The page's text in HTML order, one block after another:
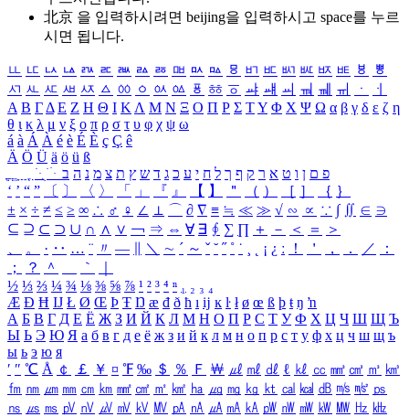
北京 을 입력하시려면 beijing을 입력하시고 space를 누르
시면 됩니다.
ㅥ ㅦ ㅧ ㅨ ㅩ ㅪ ㅫ ㅬ ㅭ ㅮ ㅯ ㅰ ㅱ ㅲ ㅳ ㅴ ㅵ ㅶ ㅷ ㅸ
ㅹ
ㅺ ㅻ ㅼ ㅽ ㅾ ㅿ ㆀ ㆁ ㆂ ㆃ ㆄ ㆅ ㆆ ㆇ ㆈ ㆉ ㆊ ㆋ ㆌ ㆍ
ㆎ
Α Β ΓΔ Ε Ζ Η Θ Ι ΚΛ Μ Ν Ξ Ο Π Ρ Σ ΤΥ Φ Χ Ψ Ω α β γ δ ε ζ η
θ ι κ λ μ ν ξ ο π ρ σ τ υ φ χ ψ ω
á à Á À é è É È ç Ç ê
Ä Ö Ü ä ö ü ß
ִֶֹ ֻּ ׁׂ פ ם ן ו ט א ר ק ף ך ל ח י ע כ ג ד ש ץ ת צ מ נ ה ב
‘ ’ “ ” 〔 〕 〈 〉 「 」 『 』 【 】 ＂ （ ） ［ ］ ｛ ｝
± × ÷ ≠ ≤ ≥ ∞ ∴ ♂ ♀ ∠ ⊥ ⌒ ∂ ∇ ≡ ≒ ≪ ≫ √ ∽ ∝ ∵ ∫ ∬ ∈ ∋
⊆ ⊇ ⊂ ⊃ ∪ ∩ ∧ ∨ ￢ ⇒ ⇔ ∀ ∃ ∮ ∑ ∏ ＋ － ＜ ＝
＞
、
。 · ‥ … ¨ 〃 ― ＼ ∼ ´ ～ ˇ ˘ ˝ ˚ ˙ ¸ ¡ ¿ ː ！ ＇ ， ． ／
：
；
？ ＾ ｀
½ ⅓ ⅔ ¼ ¾ ⅛ ⅜ ⅝ ⅞ ¹ ² ³ ⁴ ⁿ ₁ ₂ ₃ ₄
Æ Ð Ħ Ĳ Ł Ø Œ Þ Ŧ Ŋ æ đ ð ħ ı ĳ ĸ ŀ ł ø œ ß þ ŧ ŋ ŉ
А Б В Г Д Е Ё Ж З И Й К Л М Н О П Р С Т У Ф Х Ц Ч Ш Щ Ъ
Ы Ь Э Ю Я а б в г д е ё ж з и й к л м н о п р с т у ф х ц ч ш щ ъ
ы ь э ю я
′ ″ ℃ Å ￠ ￡ ￥ ¤ ℉ ‰ ＄ ％ Ｆ ￦ ㎕ ㎖ ㎗ ℓ ㎘ ㏄ ㎣ ㎤ ㎥ ㎦
㎙ ㎚ ㎛ ㎜ ㎝ ㎞ ㎟ ㎠ ㎡ ㎢ ㏊ ㎍ ㎎ ㎏ ㏏ ㎈ ㎉ ㏈ ㎧ ㎨ ㎰
㎱ ㎲ ㎳ ㎴ ㎵ ㎶ ㎷ ㎸ ㎹ ㎀ ㎁ ㎂ ㎃ ㎄ ㎺ ㎻ ㎽ ㎾ ㎿ ㎐ ㎑